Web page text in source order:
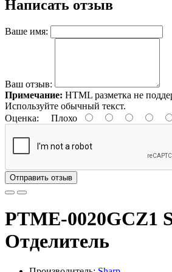
Написать отзыв
Ваше имя:
Ваш отзыв:
Примечание: HTML разметка не
Используйте обычный текст.
Оценка: Плохо
Отправить отзыв
PTME-0020GCZ1
Отделитель